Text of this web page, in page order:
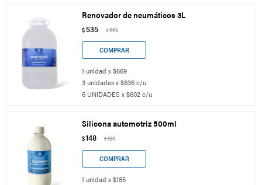
Renovador de neumáticos 3L
$535 $669
1 unidad x $669
3 unidades x $636 c/u
6 UNIDADES x $602 c/u
Silicona automotriz 500ml
$148 $185
1 unidad x $185